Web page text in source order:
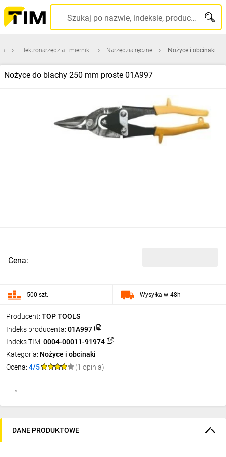
Szukaj po nazwie, indeksie, producencie, kodzie kreskowym...
Elektronarzędzia i mierniki Narzędzia ręczne Nożyce i obcinaki
Nożyce do blachy 250 mm proste 01A997
Producent: TOP TOOLS
Indeks producenta: 01A997
Indeks TIM: 0004-00011-91974
Kategoria: Nożyce i obcinaki
Ocena: 4/5 (1 opinia)
Cena:
500 szt. Wysyłka w 48h
DANE PRODUKTOWE